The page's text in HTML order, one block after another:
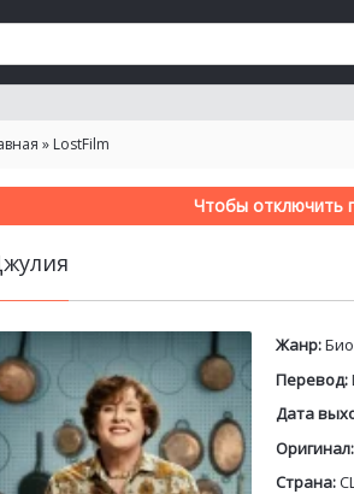
» LostFilm
Чтобы отключить
Жанр:
Перевод:
Дата
Оригинал:
Страна: